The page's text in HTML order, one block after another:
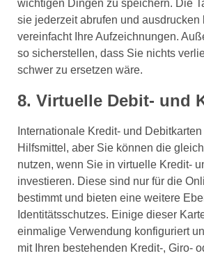
wichtigen Dingen zu speichern. Die
sie jederzeit abrufen und ausdrucken
vereinfacht Ihre Aufzeichnungen.
so sicherstellen, dass Sie nichts
schwer zu ersetzen wäre.
8. Virtuelle Debit- und
Internationale Kredit- und
Hilfsmittel, aber Sie können die
nutzen, wenn Sie in virtuelle Kredit-
investieren. Diese sind nur für die
bestimmt und bieten eine weitere
Identitätsschutzes. Einige dieser
einmalige Verwendung konfiguriert
mit Ihren bestehenden Kredit-, Giro-